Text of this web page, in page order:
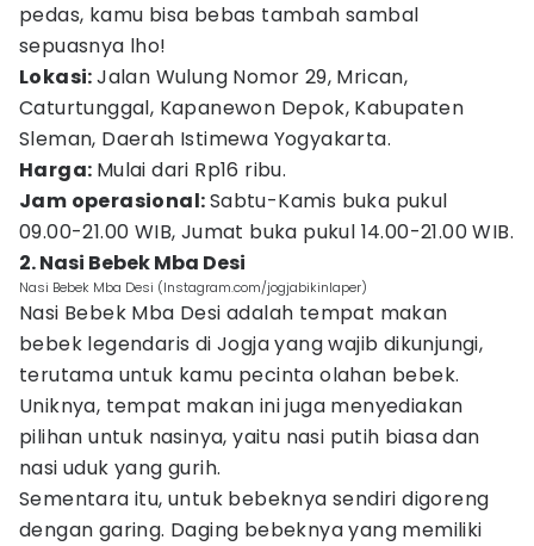
pedas, kamu bisa bebas tambah sambal
sepuasnya lho!
Lokasi:Jalan Wulung Nomor 29, Mrican,
Caturtunggal, Kapanewon Depok, Kabupaten
Sleman, Daerah Istimewa Yogyakarta.
Harga: Mulai dari Rp16 ribu.
Jam operasional:Sabtu-Kamis buka pukul
09.00-21.00 WIB, Jumat buka pukul 14.00-21.00 WIB.
2. Nasi Bebek Mba Desi
Nasi Bebek Mba Desi (Instagram.com/jogjabikinlaper)
Nasi Bebek Mba Desi adalah tempat makan
bebek legendaris di Jogja yang wajib dikunjungi,
terutama untuk kamu pecinta olahan bebek.
Uniknya, tempat makan ini juga menyediakan
pilihan untuk nasinya, yaitu nasi putih biasa dan
nasi uduk yang gurih.
Sementara itu, untuk bebeknya sendiri digoreng
dengan garing. Daging bebeknya yang memiliki